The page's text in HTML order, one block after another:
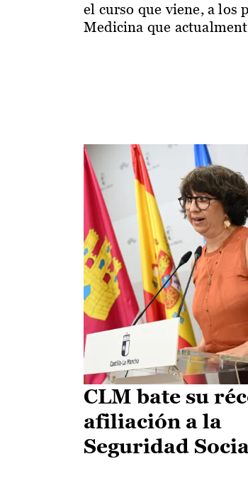
el curso que viene, a los
Medicina que
CLM bate su
afiliación a la
Seguridad